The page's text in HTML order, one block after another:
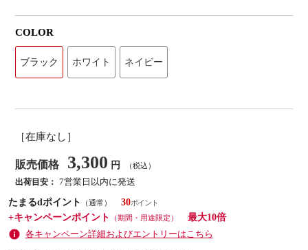
COLOR
ブラック ホワイト ネイビー
［在庫なし］
販売価格 3,300 円 （税込）
出荷目安： 7営業日以内に発送
たまるdポイント
（通常）
30
+キャンペーンポイント
（期間・用途限定）
最大10倍
各キャンペーン詳細およびエントリーはこちら